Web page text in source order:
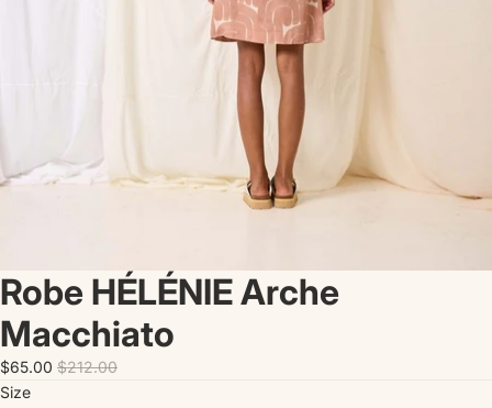
Robe HÉLÉNIE Arche
Macchiato
$65.00 $212.00
Size